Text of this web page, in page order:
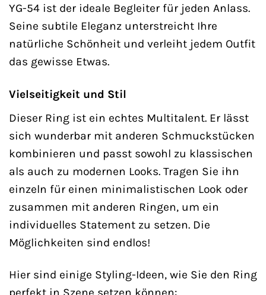
YG-54 ist der ideale Begleiter für jeden Anlass.
Seine subtile Eleganz unterstreicht Ihre
natürliche Schönheit und verleiht jedem Outfit
das gewisse Etwas.
Vielseitigkeit und Stil
Dieser Ring ist ein echtes Multitalent. Er lässt
sich wunderbar mit anderen Schmuckstücken
kombinieren und passt sowohl zu klassischen
als auch zu modernen Looks. Tragen Sie ihn
einzeln für einen minimalistischen Look oder
zusammen mit anderen Ringen, um ein
individuelles Statement zu setzen. Die
Möglichkeiten sind endlos!
Hier sind einige Styling-Ideen, wie Sie den Ring